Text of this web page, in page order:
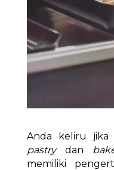
Anda keliru jika
pastrydan
memiliki